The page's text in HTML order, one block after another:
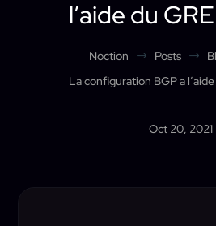
l’aide du
Noction $ Posts $
La configuration BGP a
Oct 20, 2021